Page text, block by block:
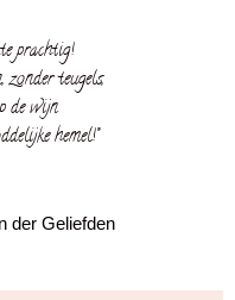
prachtig!
teugels,
de wijn
hemel!”
der Geliefden